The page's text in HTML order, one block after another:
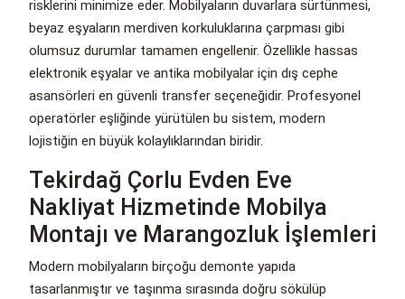
risklerini minimize eder. Mobilyaların duvarlara sürtünmesi,
beyaz eşyaların merdiven korkuluklarına çarpması gibi
olumsuz durumlar tamamen engellenir. Özellikle hassas
elektronik eşyalar ve antika mobilyalar için dış cephe
asansörleri en güvenli transfer seçeneğidir. Profesyonel
operatörler eşliğinde yürütülen bu sistem, modern
lojistiğin en büyük kolaylıklarından biridir.
Tekirdağ Çorlu Evden Eve
Nakliyat Hizmetinde Mobilya
Montajı ve Marangozluk İşlemleri
Modern mobilyaların birçoğu demonte yapıda
tasarlanmıştır ve taşınma sırasında doğru sökülüp